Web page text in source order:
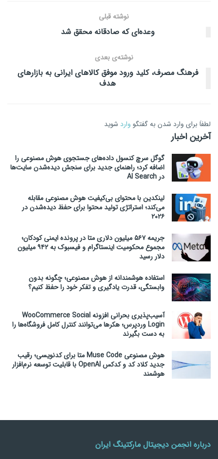
نوشته قبلی
وعده‌ای که صادقانه محقق شد
نوشته‌ی بعدی
فرهنگ مصرف، کلید ورود موفق کالاهای ایرانی به بازارهای
هدف
لطفاَ برای وارد شدن به گفتگو وارد شوید
آخرین اخبار
گوگل سرچ کنسول داده‌های جستجوی هوش مصنوعی را
اضافه کرد؛ راهنمای جدید برای سنجش دیده‌شدن سایت‌ها
در AI Search
لینکدین با محتوای بی‌کیفیت هوش مصنوعی مقابله
می‌کند؛ استراتژی تولید محتوا برای حفظ دیده‌شدن در
۲۰۲۶
جریمه ۵۶۷ میلیون دلاری متا در پرونده ایمنی کودکان؛
مجموع محکومیت اینستاگرام و فیسبوک به ۹۴۲ میلیون
دلار رسید
استفاده هوشمندانه از هوش مصنوعی؛ چگونه بدون
وابستگی، قدرت یادگیری و تفکر خود را حفظ کنیم؟
آسیب‌پذیری بحرانی افزونه WooCommerce Social
Login وردپرس؛ هکرها می‌توانند کنترل کامل فروشگاه‌ها را
به دست بگیرند
هوش مصنوعی Muse Code متا برای کدنویسی؛ رقیب
جدید کلاد کد و کدکس OpenAI با قابلیت توسعه نرم‌افزار
هوشمند
درباره انجمن دیجیتال مارکتینگ ایران